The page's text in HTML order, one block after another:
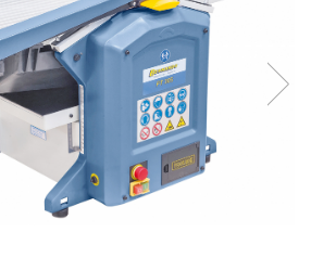
ghidare
afisaj
viteza